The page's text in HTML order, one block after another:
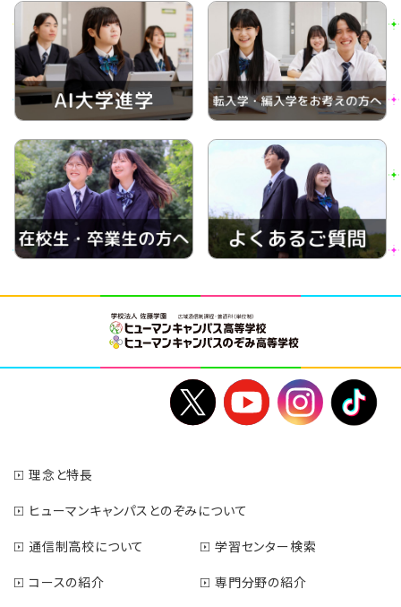
理念と特長
ヒューマンキャンパスとのぞみについて
通信制高校について
学習センター検索
コースの紹介
専門分野の紹介